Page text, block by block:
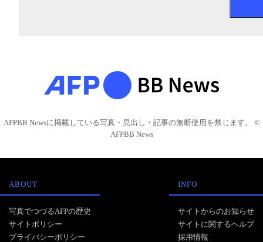
AFPBB Newsに掲載している写真・見出し・記事の無断使用を禁じます。 ©
AFPBB News
ABOUT
写真でつづるAFPの歴史
サイトポリシー
プライバシーポリシー
INFO
サイトからのお知らせ
サイトに関するヘルプ
採用情報